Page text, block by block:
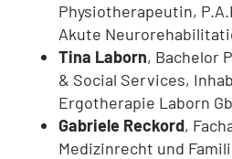
Physiotherapeutin,
Akute
Tina Laborn, Bachelor
& Social Services,
Ergotherapie Laborn
Gabriele Reckord,
Medizinrecht und